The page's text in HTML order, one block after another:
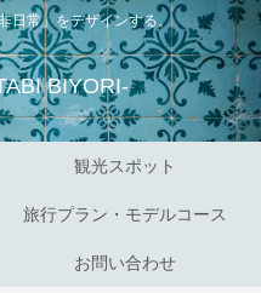
日常」をデザインする。
BIYORI-
観光スポット
旅行プラン・モデルコース
お問い合わせ